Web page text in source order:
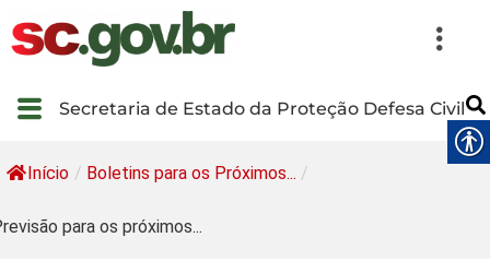
Secretaria de Estado da Proteção Defesa Civil
Início / Boletins para os Próximos... /
para os próximos...